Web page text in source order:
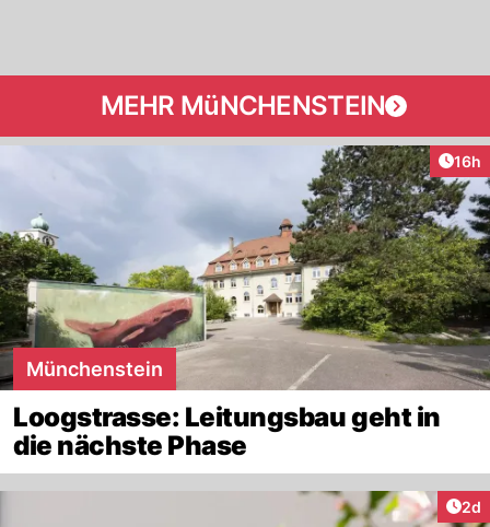
MEHR MüNCHENSTEIN
16h
Münchenstein
Loogstrasse: Leitungsbau geht in
die nächste Phase
2d